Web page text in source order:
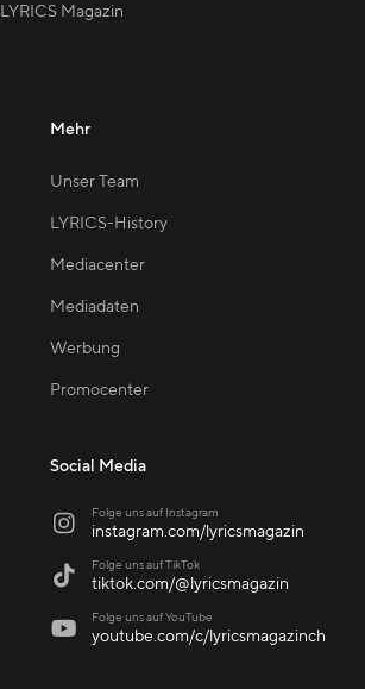
LYRICS Magazin
Mehr
Unser Team
LYRICS-History
Mediacenter
Mediadaten
Werbung
Promocenter
Social Media
 Folge uns auf Instagram
instagram.com/lyricsmagazin
 Folge uns auf TikTok
tiktok.com/@lyricsmagazin
 Folge uns auf YouTube
youtube.com/c/lyricsmagazinch